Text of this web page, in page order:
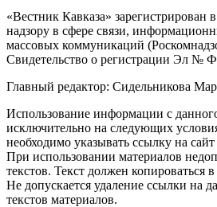
«Вестник Кавказа» зарегистрирован
надзору в сфере связи,
массовых коммуникаций
Свидетельство о регистрации Эл №
Главный редактор: Сидельникова
Использование информации с
исключительно на следующих
необходимо указывать ссылку на
При использовании материалов
текстов. Текст должен копироваться
Не допускается удаление ссылки на
текстов материалов.